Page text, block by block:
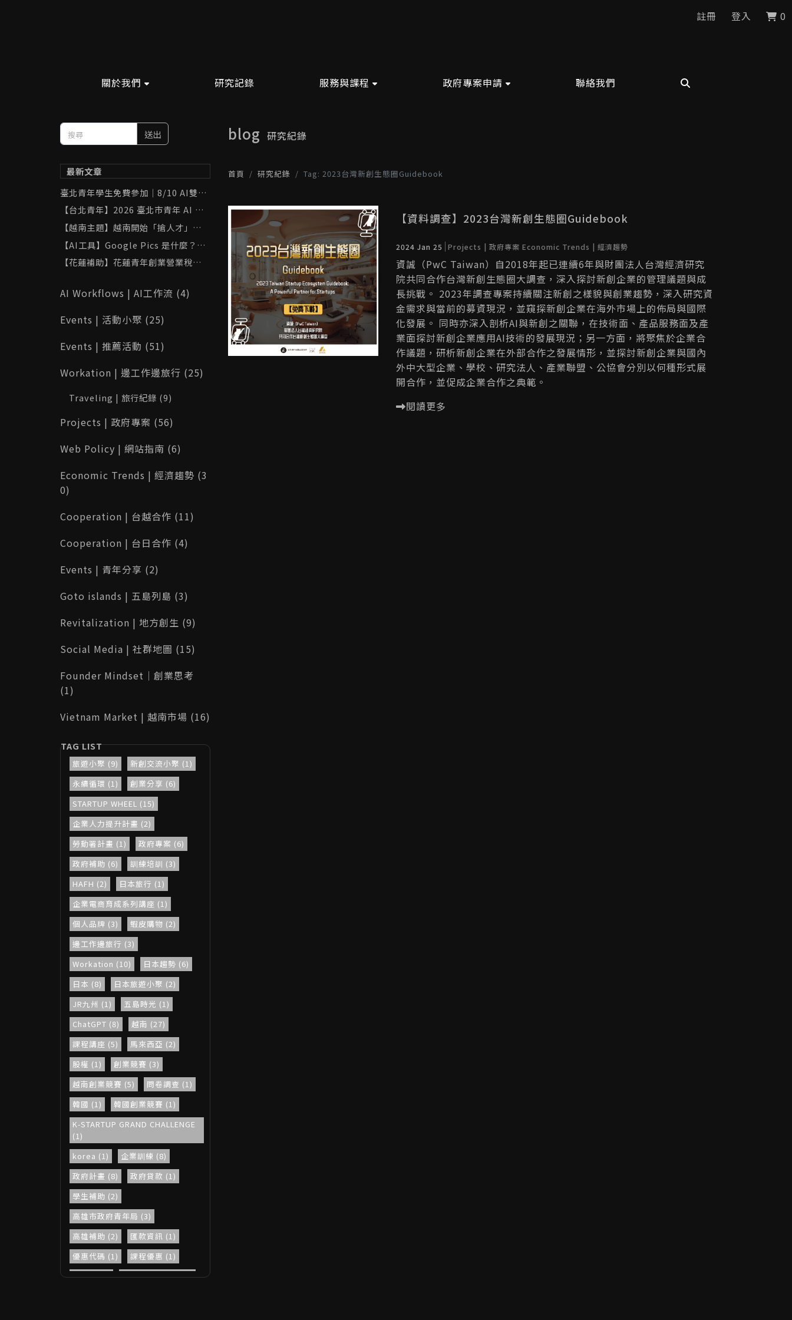
註冊 登入 0
關於我們 研究記錄 服務與課程 政府專案申請 聯絡我們
送出
最新文章
臺北青年學生免費參加｜8/10 AI雙助
手實戰班：ChatGPT × Gemini 學
習與職場應用
【台北青年】2026 臺北市青年 AI 工
具補助完整攻略｜ChatGPT、Gemin
i、Canva 最高補助 8,000 元
【越南主題】越南開始「搶人才」了！
胡志明市祭出 AI 與半導體人才補助，
台灣可以從中學到什麼？
【AI工具】Google Pics 是什麼？用
「黑貓打網球」實測 AI 圖像生成與局
部修改功能
【花蓮補助】花蓮青年創業營業稅補助
內容與完整攻略一次看
AI Workflows | AI工作流 (4)
Events | 活動小聚 (25)
Events | 推薦活動 (51)
Workation | 邊工作邊旅行 (25)
Traveling | 旅行紀錄 (9)
Projects | 政府專案 (56)
Web Policy | 網站指南 (6)
Economic Trends | 經濟趨勢 (3
0)
Cooperation | 台越合作 (11)
Cooperation | 台日合作 (4)
Events | 青年分享 (2)
Goto islands | 五島列島 (3)
Revitalization | 地方創生 (9)
Social Media | 社群地圖 (15)
Founder Mindset｜創業思考
(1)
Vietnam Market | 越南市場 (16)
旅遊小聚 (9)
新創交流小聚 (1)
永續循環 (1)
創業分享 (6)
STARTUP WHEEL (15)
企業人力提升計畫 (2)
勞動署計畫 (1)
政府專案 (6)
政府補助 (6)
訓練培訓 (3)
HAFH (2)
日本旅行 (1)
企業電商育成系列講座 (1)
個人品牌 (3)
蝦皮購物 (2)
邊工作邊旅行 (3)
Workation (10)
日本趨勢 (6)
日本 (8)
日本旅遊小聚 (2)
JR九州 (1)
五島時光 (1)
ChatGPT (8)
越南 (27)
課程講座 (5)
馬來西亞 (2)
股權 (1)
創業競賽 (3)
越南創業競賽 (5)
問卷調查 (1)
韓國 (1)
韓國創業競賽 (1)
K-STARTUP GRAND CHALLENGE
(1)
korea (1)
企業訓練 (8)
政府計畫 (8)
政府貸款 (1)
學生補助 (2)
高雄市政府青年局 (3)
高雄補助 (2)
匯款資訊 (1)
優惠代碼 (1)
課程優惠 (1)
勞動部 (4)
中高齡穩定就業 (1)
blog 研究紀錄
首頁 研究紀錄 Tag: 2023台灣新創生態圈Guidebook
【資料調查】2023台灣新創生態圈Guidebook
2024 Jan 25 Projects | 政府專案 Economic Trends | 經濟趨勢
資誠（PwC Taiwan）自2018年起已連續6年與財團法人台灣經濟研究
院共同合作台灣新創生態圈大調查，深入探討新創企業的管理議題與成
長挑戰。 2023年調查專案持續關注新創之樣貌與創業趨勢，深入研究資
金需求與當前的募資現況，並窺探新創企業在海外市場上的佈局與國際
化發展。 同時亦深入剖析AI與新創之關聯，在技術面、產品服務面及產
業面探討新創企業應用AI技術的發展現況；另一方面，將聚焦於企業合
作議題，研析新創企業在外部合作之發展情形，並探討新創企業與國內
外中大型企業、學校、研究法人、產業聯盟、公協會分別以何種形式展
開合作，並促成企業合作之典範。
閱讀更多